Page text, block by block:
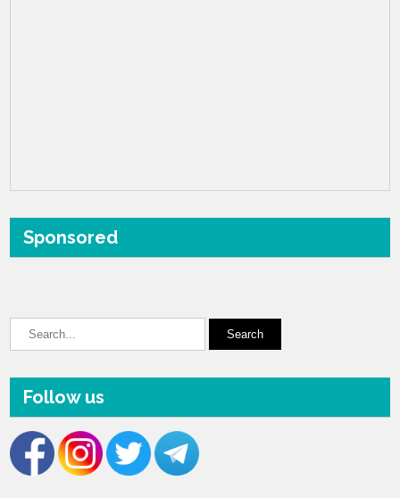
Sponsored
Follow us